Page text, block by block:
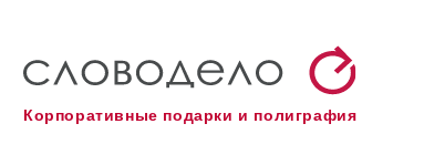
Корпоративные подарки и полиграфия